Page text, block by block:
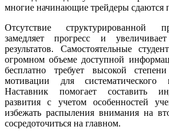
многие начинающие трейдеры сдаются
Отсутствие структурированной
замедляет прогресс и
результатов. Самостоятельные
огромном объеме доступной
бесплатно требует высокой
мотивации для систематического
Наставник помогает составить
развития с учетом особенностей
избежать распыления внимания на
сосредоточиться на главном.